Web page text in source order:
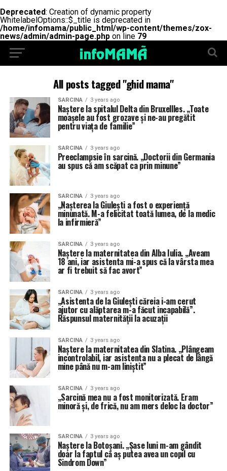
Deprecated: Creation of dynamic property
WhitelabelOptions::$_title is deprecated in
/home/infomama/public_html/wp-content/themes/zox-
news/admin/admin-page.php on line 79
All posts tagged "ghid mama"
SARCINA 3 years ago
Naștere la spitalul Delta din Bruxellles. „Toate
moașele au fost grozave și ne-au pregătit
pentru viața de familie”
SARCINA 3 years ago
Preeclampsie în sarcină. „Doctorii din Germania
au spus că am scăpat ca prin minune”
SARCINA 3 years ago
„Nașterea la Giulești a fost o experiență
minunată. M-a felicitat toată lumea, de la medic
la infirmieră”
SARCINA 3 years ago
Naștere la maternitatea din Alba Iulia. „Aveam
18 ani, iar asistenta mi-a spus că la vârsta mea
ar fi trebuit să fac avort”
SARCINA 3 years ago
„Asistenta de la Giulești căreia i-am cerut
ajutor cu alăptarea m-a făcut incapabilă”.
Răspunsul maternității la acuzații
SARCINA 3 years ago
Naștere la maternitatea din Slatina. „Plângeam
incontrolabil, iar asistenta nu a plecat de lângă
mine până nu m-am liniștit”
SARCINA 3 years ago
„Sarcină mea nu a fost monitorizată. Eram
minoră și, de frică, nu am mers deloc la doctor”
SARCINA 3 years ago
Naștere la Botoșani. „Șase luni m-am gândit
doar la faptul că aș putea avea un copil cu
Sindrom Down”